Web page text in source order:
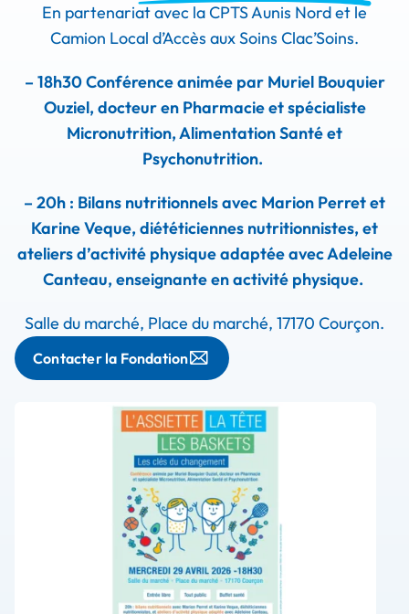
En partenariat avec la CPTS Aunis Nord et le
Camion Local d’Accès aux Soins Clac’Soins.
– 18h30 Conférence animée par Muriel Bouquier
Ouziel, docteur en Pharmacie et spécialiste
Micronutrition, Alimentation Santé et
Psychonutrition.
– 20h : Bilans nutritionnels avec Marion Perret et
Karine Veque, diététiciennes nutritionnistes, et
ateliers d’activité physique adaptée avec Adeleine
Canteau, enseignante en activité physique.
Salle du marché, Place du marché, 17170 Courçon.
Contacter la Fondation